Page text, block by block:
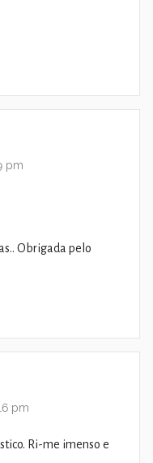
pm
Obrigada pelo
pm
Ri-me imenso e